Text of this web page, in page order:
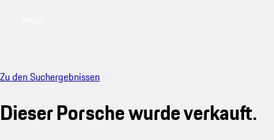
Zu den Suchergebnissen
Dieser Porsche wurde verkauft.